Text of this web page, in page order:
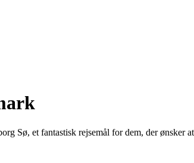
Sø, et fantastisk rejsemål for dem, der ønsker